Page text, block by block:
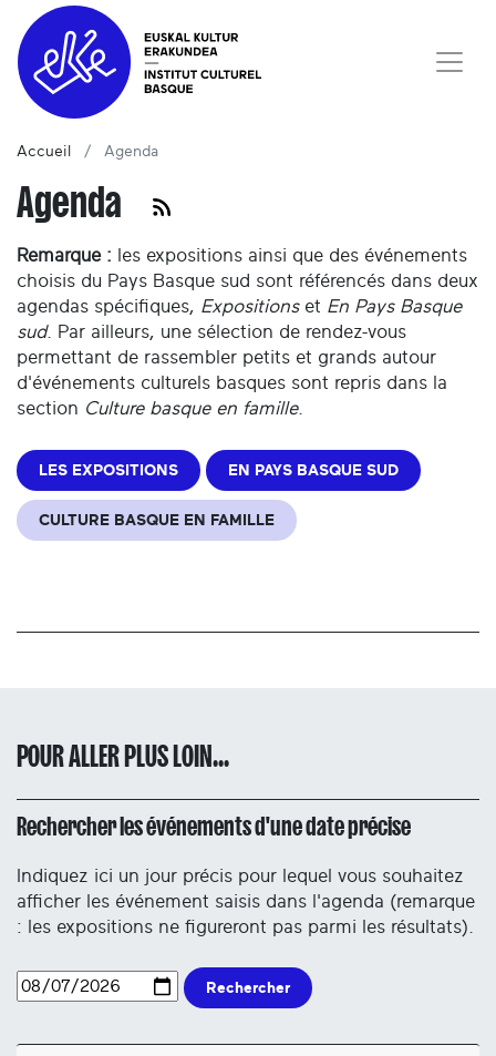
Accueil Agenda
Agenda
Remarque :
les expositions ainsi que des événements
choisis du Pays Basque sud sont référencés dans deux
agendas spécifiques, Expositionset En Pays Basque
sud. Par ailleurs, une sélection de rendez-vous
permettant de rassembler petits et grands autour
d'événements culturels basques sont repris dans la
section Culture basque en famille.
LES EXPOSITIONS EN PAYS BASQUE SUD
CULTURE BASQUE EN FAMILLE
POUR ALLER PLUS LOIN...
Rechercher les événements d'une date précise
Indiquez ici un jour précis pour lequel vous souhaitez
afficher les événement saisis dans l'agenda (remarque
: les expositions ne figureront pas parmi les résultats).
Rechercher